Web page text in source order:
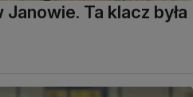
Ta klacz była